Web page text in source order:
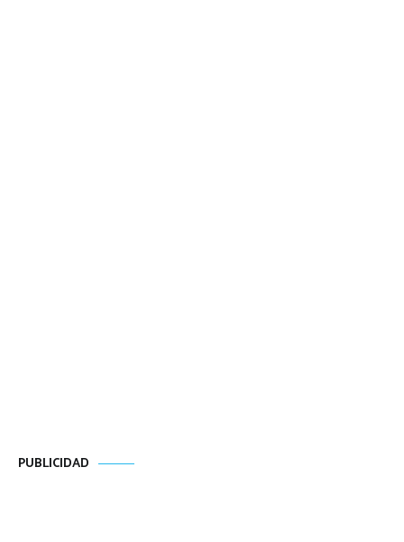
PUBLICIDAD